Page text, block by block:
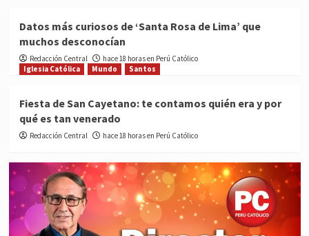
Datos más curiosos de ‘Santa Rosa de Lima’ que
muchos desconocían
Redacción Central
hace 18 horas en Perú Católico
Iglesia Católica
Mundo Santos
Fiesta de San Cayetano: te contamos quién era y por
qué es tan venerado
Redacción Central hace 18 horas en Perú Católico